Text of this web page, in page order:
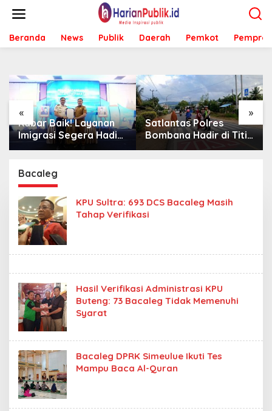
t
Beranda News Publik Daerah Pemkot Pemprov
« »
Kabar Baik! Layanan
Imigrasi Segera Hadir
di MPP Bombana,
ke Kendari
Satlantas Polres
Bombana Hadir di Titik
Rawan, Pastikan
Bacaleg
KPU Sultra: 693 DCS Bacaleg Masih
Tahap Verifikasi
Hasil Verifikasi Administrasi KPU
Buteng: 73 Bacaleg Tidak Memenuhi
Syarat
Bacaleg DPRK Simeulue Ikuti Tes
Mampu Baca Al-Quran